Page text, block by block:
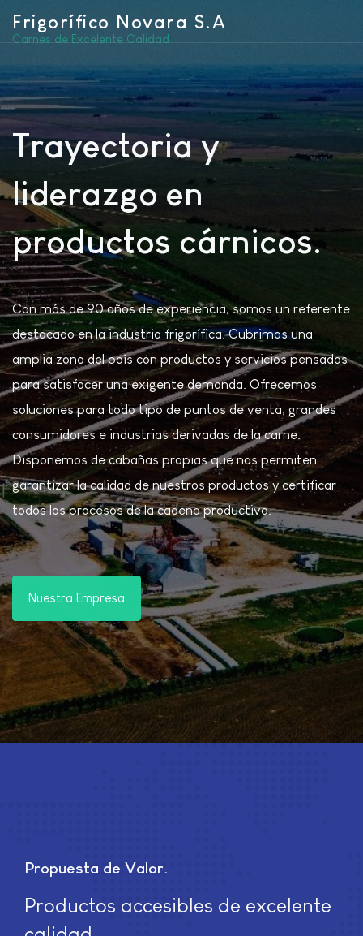
Frigorífico Novara S.A
Carnes de Excelente Calidad
Trayectoria y
liderazgo en
productos cárnicos.
Con más de 90 años de experiencia, somos un referente
destacado en la industria frigorífica. Cubrimos una
amplia zona del país con productos y servicios pensados
para satisfacer una exigente demanda. Ofrecemos
soluciones para todo tipo de puntos de venta, grandes
consumidores e industrias derivadas de la carne.
Disponemos de cabañas propias que nos permiten
garantizar la calidad de nuestros productos y certificar
todos los procesos de la cadena productiva.
Nuestra Empresa
Propuesta de Valor
Productos accesibles de excelente